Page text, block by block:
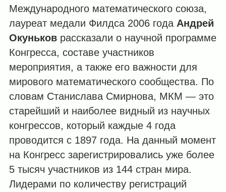
Международного математического союза,
лауреат медали Филдса 2006 года Андрей
Окуньков рассказали о научной программе
Конгресса, составе участников
мероприятия, а также его важности для
мирового математического сообщества. По
словам Станислава Смирнова, МКМ — это
старейший и наиболее видный из научных
конгрессов, который каждые 4 года
проводится с 1897 года. На данный момент
на Конгресс зарегистрировались уже более
5 тысяч участников из 144 стран мира.
Лидерами по количеству регистраций